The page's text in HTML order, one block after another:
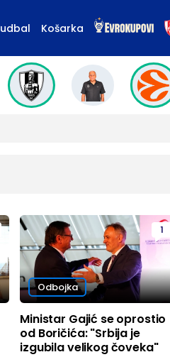
Košarka
1
Odbojka
Ministar Gajić se oprostio
od Boričića: "Srbija je
izgubila velikog čoveka"